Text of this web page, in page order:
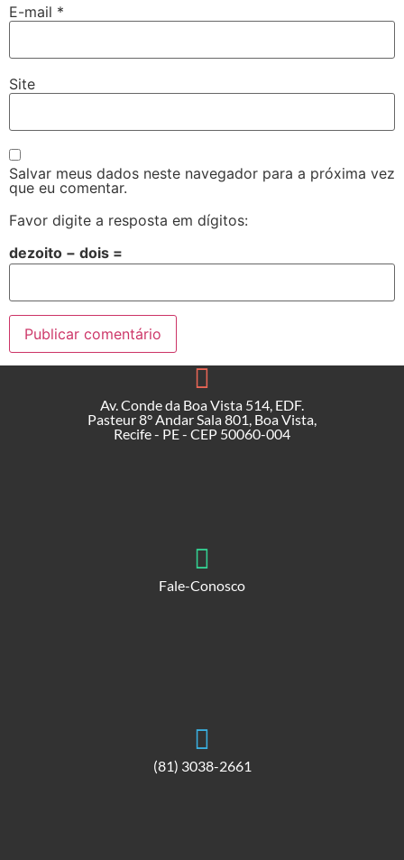
E-mail *
Site
Salvar meus dados neste navegador para a próxima vez
que eu comentar.
Favor digite a resposta em dígitos:
dezoito − dois =
Av. Conde da Boa Vista 514, EDF.
Pasteur 8° Andar Sala 801, Boa Vista,
Recife - PE - CEP 50060-004
Fale-Conosco
(81) 3038-2661